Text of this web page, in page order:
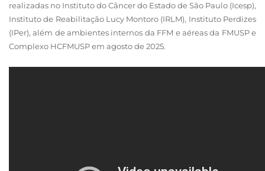
realizadas no Instituto do Câncer do Estado de São Paulo (Icesp),
Instituto de Reabilitação Lucy Montoro (IRLM), Instituto Perdizes
(IPer), além de ambientes internos da FFM e aéreas da FMUSP e
Complexo HCFMUSP em agosto de 2025.